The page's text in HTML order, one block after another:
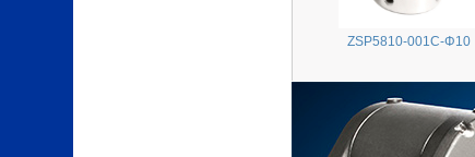
ZSP5810-001C-Φ10